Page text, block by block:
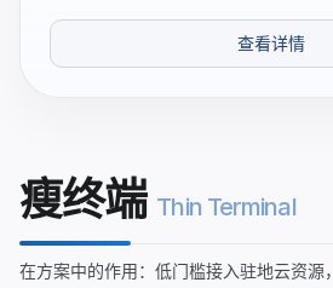
查看详情
瘦终端 Thin Terminal
在方案中的作用：低门槛接入驻地云资源